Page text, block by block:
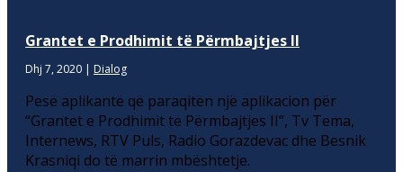
Grantet e Prodhimit të Përmbajtjes II
Dhj 7, 2020 | Dialog
Pesë aplikantë që paraqitën një aplikacion për
“Grantet e Prodhimit të Përmbajtjes II”, Tv Tema,
Internews, RTV Puls, Radio Gorazdevac dhe Besnik
Krasniqi do të marrin mbështetje.